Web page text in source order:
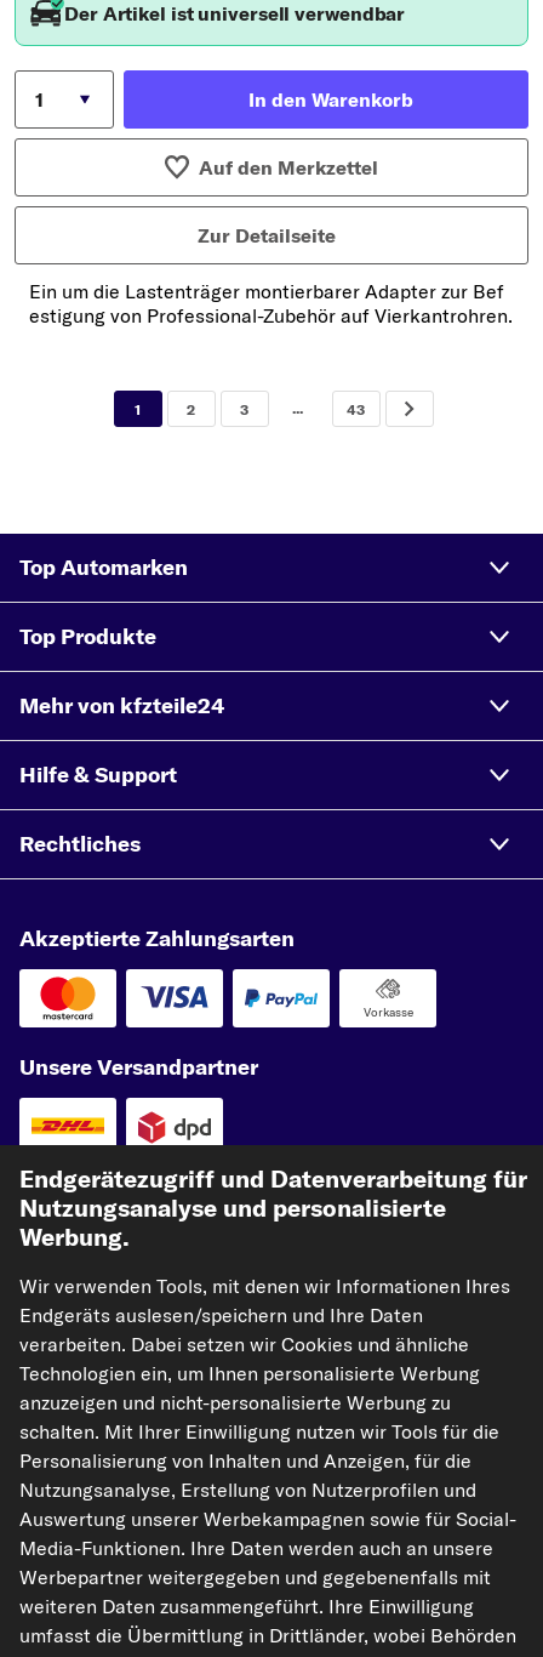
Der Artikel ist universell verwendbar
In den Warenkorb
Auf den Merkzettel
Zur Detailseite
Ein um die Lastenträger montierbarer Adapter zur Bef
estigung von Professional-Zubehör auf Vierkantrohren.
1 2 3 ... 43
Top Automarken
Top Produkte
Mehr von kfzteile24
Hilfe & Support
Rechtliches
Akzeptierte Zahlungsarten
Vorkasse
Unsere Versandpartner
kfzteile24.de carpardoo.nl
carpardoo.fr
carpardoo.dk
Die hier dargestellten Daten, insbesondere die gesamte Datenbank, dürfen
nicht vervielfältigt werden. Die Vervielfältigung und Verbreitung der Daten und
der Datenbank ohne vorherige Einwilligung von TecAlliance und/oder die
Einbeziehung Dritter in solche Aktivitäten ist streng verboten. Jegliche
unautorisierte Nutzung von Inhalten stellt eine Verletzung des Urheberrechts
dar und kann rechtliche Schritte nach sich ziehen.
Vertrag widerrufen
Endgerätezugriff und Datenverarbeitung für
Nutzungsanalyse und personalisierte
Werbung.
Wir verwenden Tools, mit denen wir Informationen Ihres
Endgeräts auslesen/speichern und Ihre Daten
verarbeiten. Dabei setzen wir Cookies und ähnliche
Technologien ein, um Ihnen personalisierte Werbung
anzuzeigen und nicht-personalisierte Werbung zu
schalten. Mit Ihrer Einwilligung nutzen wir Tools für die
Personalisierung von Inhalten und Anzeigen, für die
Nutzungsanalyse, Erstellung von Nutzerprofilen und
Auswertung unserer Werbekampagnen sowie für Social-
Media-Funktionen. Ihre Daten werden auch an unsere
Werbepartner weitergegeben und gegebenenfalls mit
weiteren Daten zusammengeführt. Ihre Einwilligung
umfasst die Übermittlung in Drittländer, wobei Behörden